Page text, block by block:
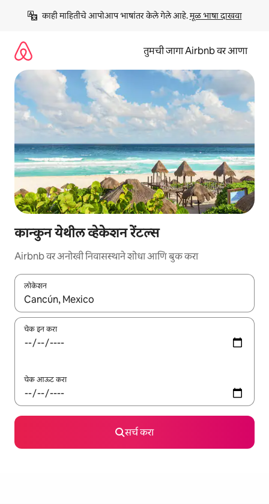
काही माहितीचे आपोआप भाषांतर केले गेले आहे. मूळ भाषा दाखवा
तुमची जागा Airbnb वर आणा
कान्कुन येथील व्हेकेशन रेंटल्स
Airbnb वर अनोखी निवासस्थाने शोधा आणि बुक करा
लोकेशन
जेव्हा परिणाम उपलब्ध असतील, तेव्हा वरच्या आणि खाली बाणांच्या किजसह
चेक इन करा
चेक आऊट करा
सर्च करा